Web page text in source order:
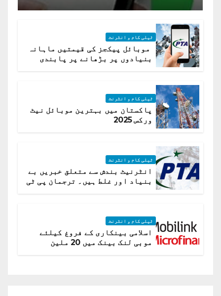
ٹیلی کام و انٹرنٹ
موبائل پیکجز کی قیمتیں ماہانہ
بنیادوں پر بڑھانے پر پابندی
ٹیلی کام و انٹرنٹ
پاکستان میں بہترین موبائل نیٹ
ورکس 2025
ٹیلی کام و انٹرنٹ
انٹرنیٹ بندش سے متعلق خبریں بے
بنیاد اور غلط ہیں۔ ترجمان پی ٹی
ٹیلی کام و انٹرنٹ
اسلامی بینکاری کے فروغ کیلئے
موبی لنک بینک میں 20 ملین